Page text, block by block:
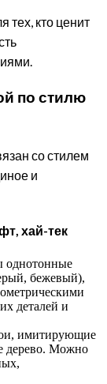
тех, кто ценит
по стилю
со стилем
и
хай-тек
однотонные
бежевый),
деталей и
имитирующие
дерево. Можно